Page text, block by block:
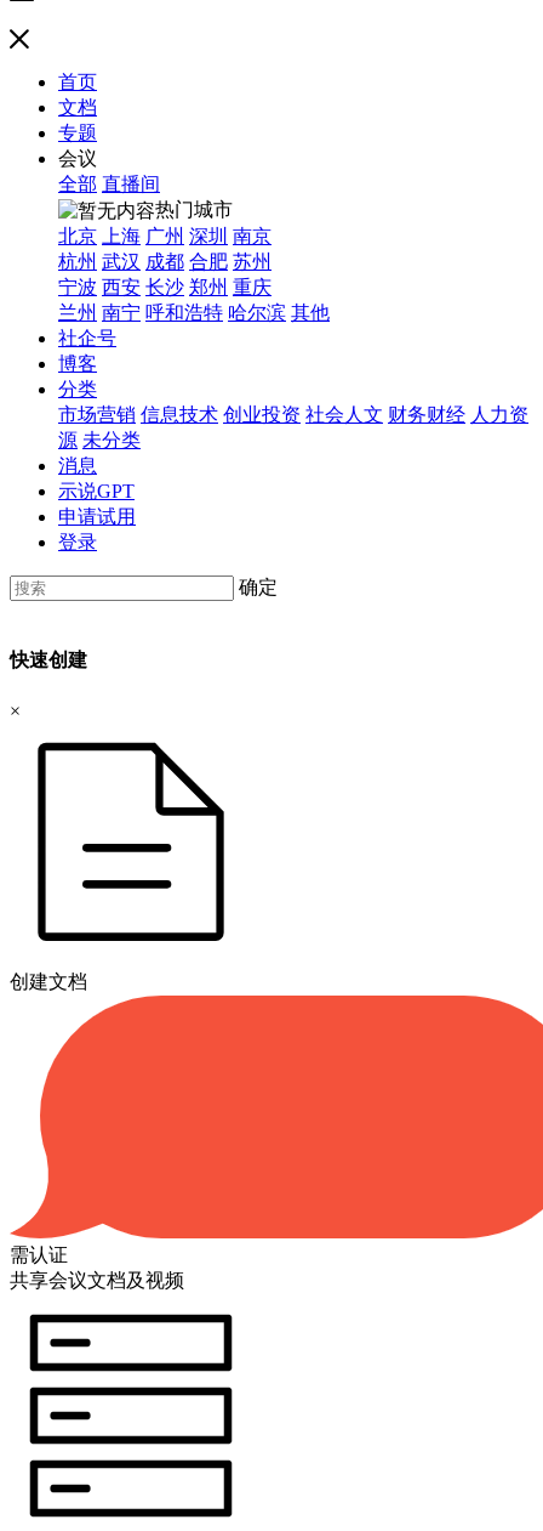
首页
文档
专题
会议
全部 直播间
热门城市
北京
上海 广州 深圳 南京
杭州 武汉 成都 合肥 苏州
宁波 西安 长沙 郑州 重庆
兰州 南宁 呼和浩特 哈尔滨 其他
社企号
博客
分类
市场营销 信息技术 创业投资 社会人文 财务财经 人力资
源 未分类
消息
示说GPT
申请试用
登录
确定
快速创建
×
创建文档
需认证
共享会议文档及视频